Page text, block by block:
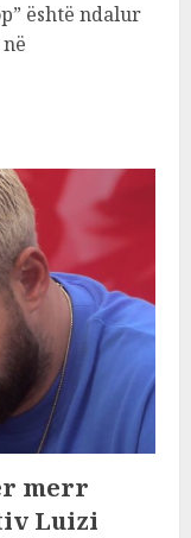
është ndalur
merr
Luizi